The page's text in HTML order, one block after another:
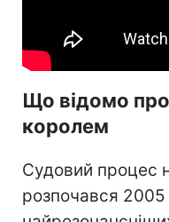
Що відомо
королем
Судовий процес
розпочався 2005